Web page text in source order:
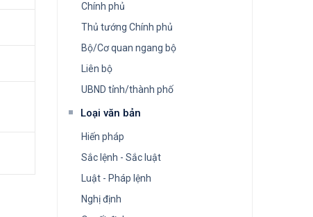
Chính phủ
Thủ tướng Chính phủ
Bộ/Cơ quan ngang bộ
Liên bộ
UBND tỉnh/thành phố
Loại văn bản
Hiến pháp
Sắc lệnh - Sắc luật
Luật - Pháp lệnh
Nghị định